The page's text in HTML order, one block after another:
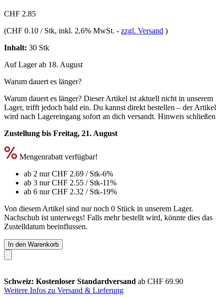
CHF 2.85
(CHF 0.10 / Stk, inkl. 2,6% MwSt. - zzgl. Versand )
Inhalt: 30 Stk
Auf Lager ab 18. August
Warum dauert es länger?
Warum dauert es länger? Dieser Artikel ist aktuell nicht in unserem
Lager, trifft jedoch bald ein. Du kannst direkt bestellen – der Artikel
wird nach Lagereingang sofort an dich versandt. Hinweis schließen
Zustellung bis Freitag, 21. August
Mengenrabatt verfügbar!
ab 2 nurCHF 2.69 / Stk-6%
ab 3 nurCHF 2.55 / Stk-11%
ab 6 nurCHF 2.32 / Stk-19%
Von diesem Artikel sind nur noch 0 Stück in unserem Lager.
Nachschub ist unterwegs! Falls mehr bestellt wird, könnte dies das
Zustelldatum beeinflussen.
In den Warenkorb
Schweiz: Kostenloser Standardversand ab CHF 69.90
Weitere Infos zu Versand & Lieferung